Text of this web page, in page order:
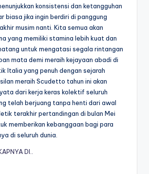
konsistensi dan ketangguhan
biasa jika ingin berdiri di panggung
musim nanti. Kita semua akan
yang memiliki stamina lebih kuat dan
untuk mengatasi segala rintangan
mata demi meraih kejayaan abadi di
Italia yang penuh dengan sejarah
meraih Scudetto tahun ini akan
dari kerja keras kolektif seluruh
telah berjuang tanpa henti dari awal
terakhir pertandingan di bulan Mei
memberikan kebanggaan bagi para
di seluruh dunia.
DI..